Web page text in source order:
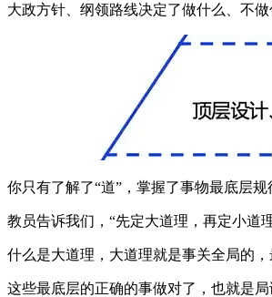
大政方针、纲领路线决定了做什么、不
你只有了解了“道”，掌握了事物最底层
教员告诉我们，“先定大道理，再定小道
什么是大道理，大道理就是事关全局的
这些最底层的正确的事做对了，也就是